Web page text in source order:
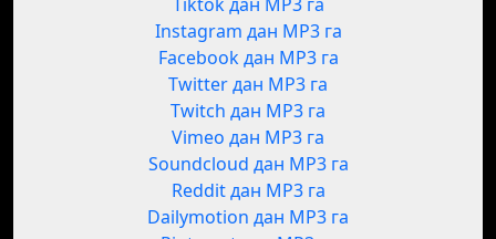
Instagram дан MP3 га
Facebook дан MP3 га
Twitter дан MP3 га
Twitch дан MP3 га
Vimeo дан MP3 га
Soundcloud дан MP3 га
Reddit дан MP3 га
Dailymotion дан MP3 га